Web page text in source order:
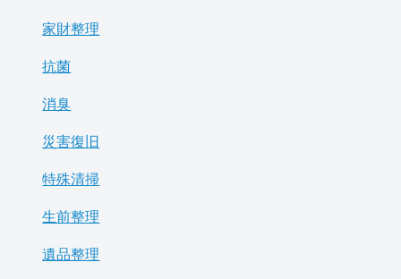
家財整理
抗菌
消臭
災害復旧
特殊清掃
生前整理
遺品整理